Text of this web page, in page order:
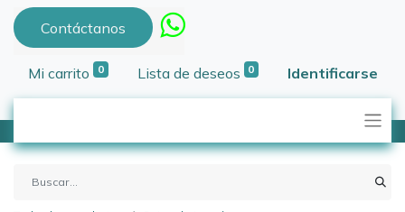
Contáctanos
Mi carrito 0 Lista de deseos 0 Identificarse